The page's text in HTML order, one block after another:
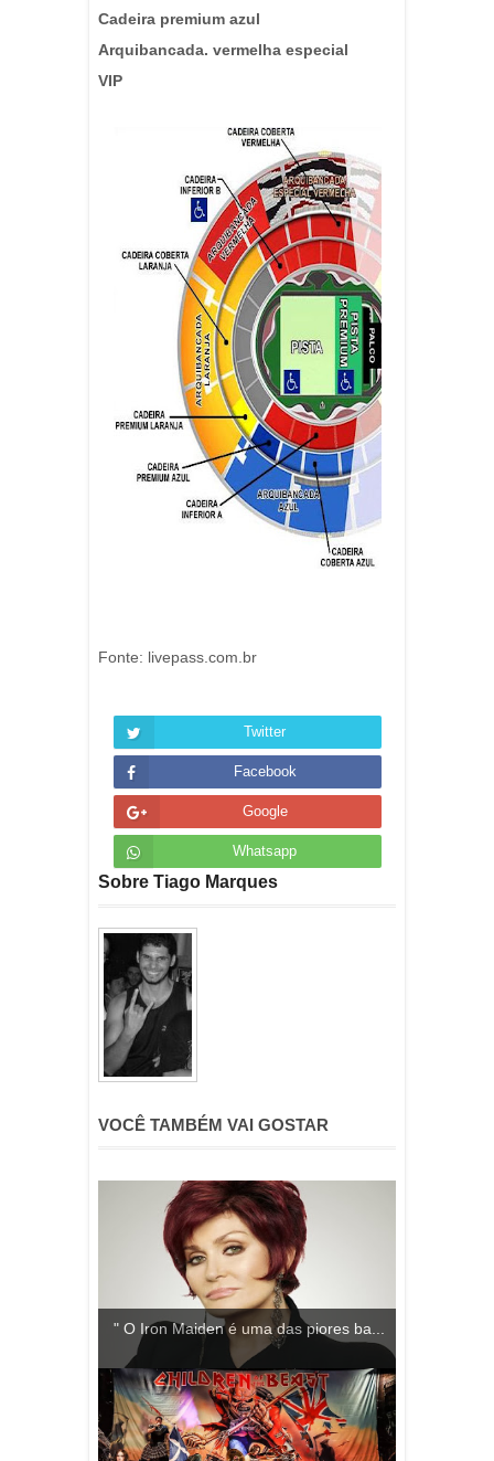
Cadeira premium azul
Arquibancada. vermelha especial
VIP
Fonte: livepass.com.br
Twitter
Facebook
Google
Whatsapp
Sobre Tiago Marques
VOCÊ TAMBÉM VAI GOSTAR
" O Iron Maiden é uma das piores ba...